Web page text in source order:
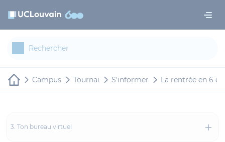
Campus Tournai S'informer La rentrée en 6
3. Ton bureau virtuel